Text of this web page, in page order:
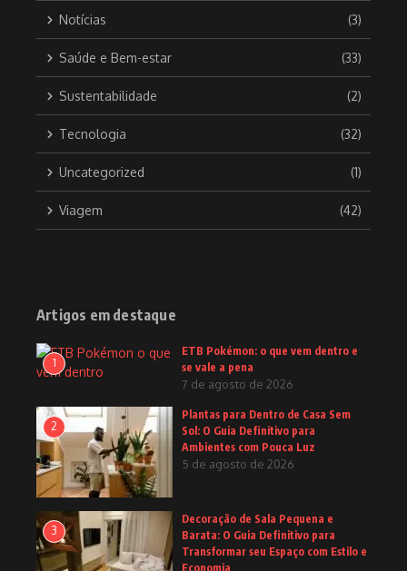
Notícias (3)
Saúde e Bem-estar (33)
Sustentabilidade (2)
Tecnologia (32)
Uncategorized (1)
Viagem (42)
Artigos em destaque
1
ETB Pokémon: o que vem dentro e
se vale a pena
7 de agosto de 2026
2
Plantas para Dentro de Casa Sem
Sol: O Guia Definitivo para
Ambientes com Pouca Luz
5 de agosto de 2026
3
Decoração de Sala Pequena e
Barata: O Guia Definitivo para
Transformar seu Espaço com Estilo e
Economia